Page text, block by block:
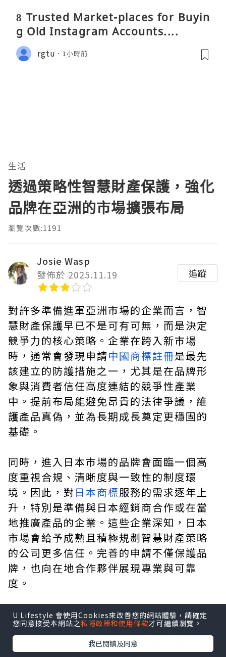
8 Trusted Market-places for Buyin
g Old Instagram Accounts....
rgtu 1小時前
生活
透過策略性智慧財產保護，強化
品牌在亞洲的市場擴張布局
瀏覽次數:1191
Josie Wasp
發佈於 2025.11.19
追蹤
對許多準備進軍亞洲市場的企業而言，智
慧財產保護早已不是可有可無，而是決定
競爭力的核心策略。企業在跨入新市場
時，通常會發現申請中國商標註冊是最先
該建立的防護措施之一，尤其是在品牌形
象與消費者信任高度連結的競爭性產業
中。提前布局能避免昂貴的法律爭議，維
護產品真偽，並為長期成長奠定更穩固的
基礎。
同時，進入日本市場的品牌會面臨一個高
度重視合規、清晰度與一致性的制度環
境。因此，對 日本商標服務的需求逐年上
升，特別是準備與日本經銷商合作或在當
地推廣產品的企業。這些企業深知，日本
市場會給予成熟且積極規劃智慧財產策略
的公司更多信任。完善的申請不僅保護品
牌，也向在地合作夥伴展現專業與可靠
度。
若企業瞄準的不是單一市場，而是整個東
亞區域，智慧財產布局往往自然延伸為更
完整、跨國的規劃。當企業完成在中日兩
U Lifestyle 會使用Cookies來改善您的網站體驗，請確定
您同意接受本網站之私隱政策和使用條款才可繼續瀏覽。
我已閱讀及同意